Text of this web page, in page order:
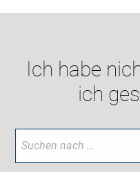
Ich habe
ich